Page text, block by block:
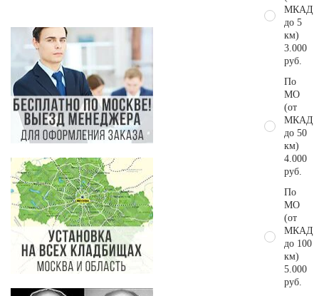
МКАД
до 5
км)
3.000
руб.
По
МО
(от
МКАД
до 50
км)
4.000
руб.
По
МО
(от
МКАД
до 100
км)
5.000
руб.